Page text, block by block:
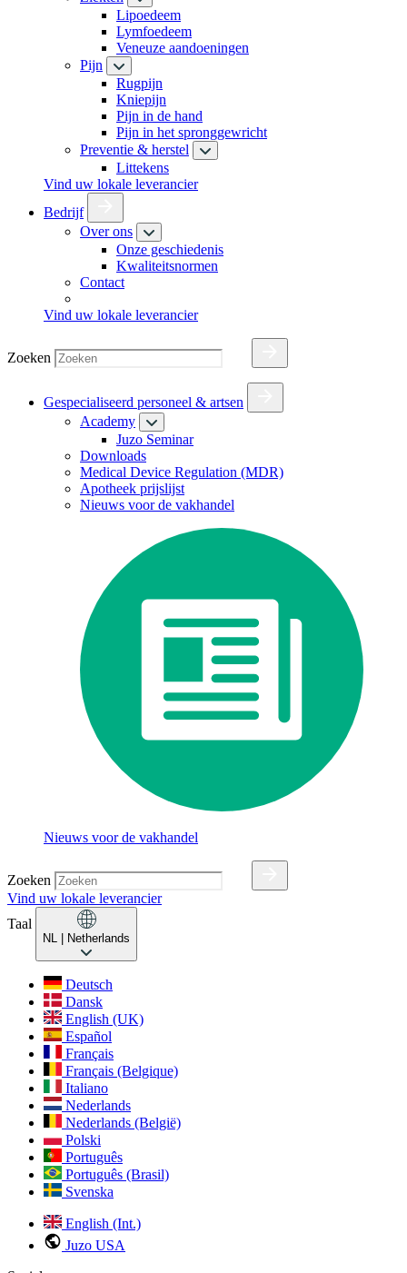
Lipoedeem
Lymfoedeem
Veneuze aandoeningen
Pijn
Rugpijn
Kniepijn
Pijn in de hand
Pijn in het spronggewricht
Preventie & herstel
Littekens
Vind uw lokale leverancier
Bedrijf
Over ons
Onze geschiedenis
Kwaliteitsnormen
Contact
Vind uw lokale leverancier
Zoeken
Gespecialiseerd personeel & artsen
Academy
Juzo Seminar
Downloads
Medical Device Regulation (MDR)
Apotheek prijslijst
Nieuws voor de vakhandel
Nieuws voor de vakhandel
Zoeken
Vind uw lokale leverancier
Taal
NL | Netherlands
Deutsch
Dansk
English (UK)
Español
Français
Français (Belgique)
Italiano
Nederlands
Nederlands (België)
Polski
Português
Português (Brasil)
Svenska
English (Int.)
Juzo USA